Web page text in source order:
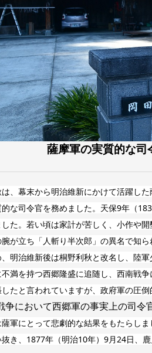
薩摩軍の実質的な
、幕末から明治維新にかけて活躍し
な司令官を務めました。天保9年（
した。若い頃は家計が苦しく、小作や
が立ち「人斬り半次郎」の異名で知
明治維新後は桐野利秋と改名し、陸
満を持つ西郷隆盛に追随し、西南戦
たと言われていますが、政府軍の圧
争において西郷軍の事実上の司
軍にとって悲劇的な結果をもたらし
き、1877年（明治10年）9月24日、